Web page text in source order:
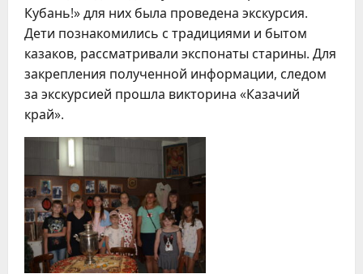
Кубань!» для них была проведена экскурсия.
Дети познакомились с традициями и бытом
казаков, рассматривали экспонаты старины. Для
закрепления полученной информации, следом
за экскурсией прошла викторина «Казачий
край».